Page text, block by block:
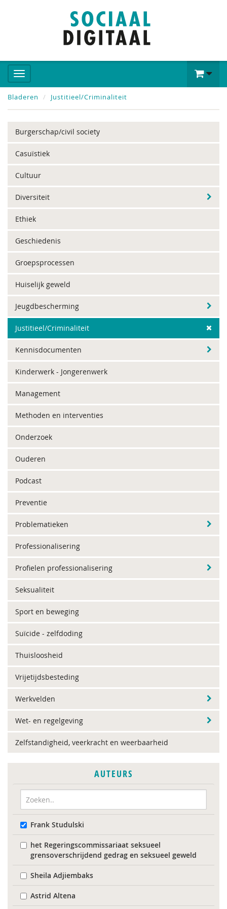
Bladeren Justitieel/Criminaliteit
Burgerschap/civil society
Casuïstiek
Cultuur
Diversiteit
Ethiek
Geschiedenis
Groepsprocessen
Huiselijk geweld
Jeugdbescherming
Justitieel/Criminaliteit
Kennisdocumenten
Kinderwerk - Jongerenwerk
Management
Methoden en interventies
Onderzoek
Ouderen
Podcast
Preventie
Problematieken
Professionalisering
Profielen professionalisering
Seksualiteit
Sport en beweging
Suïcide - zelfdoding
Thuisloosheid
Vrijetijdsbesteding
Werkvelden
Wet- en regelgeving
Zelfstandigheid, veerkracht en weerbaarheid
AUTEURS
Frank Studulski
het Regeringscommissariaat seksueel
grensoverschrijdend gedrag en seksueel geweld
Sheila Adjiembaks
Astrid Altena